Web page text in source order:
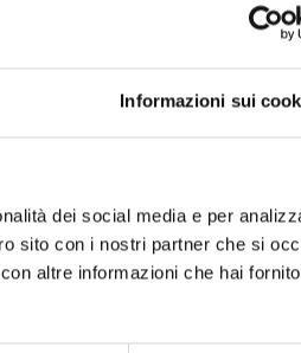
Informazioni sui
dei social media e per
sito con i nostri partner che si
altre informazioni che hai
assicurato.
Con
con
a
la
di appena 40
Gps